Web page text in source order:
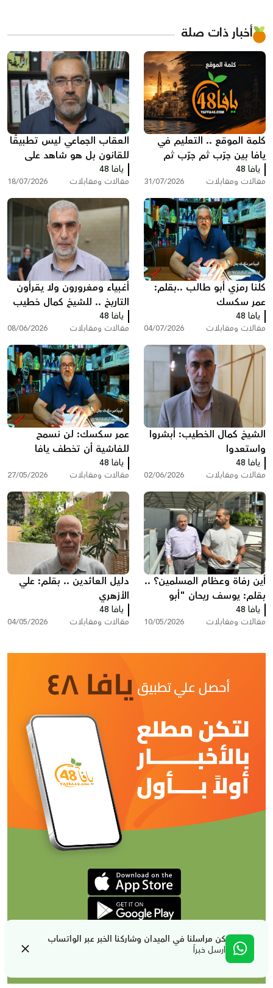
كن مراسلنا في الميدان وشاركنا الخبر عبر الواتساب
ارسل خبراً
أخبار ذات صلة
كلمة الموقع .. التعليم في
يافا بين جرّب ثم جرّب ثم
انظر ماذا سيحدث!
يافا 48
مقالات ومقابلات 31/07/2026
العقاب الجماعي ليس تطبيقًا
للقانون بل هو شاهد على
تخبط المؤسسه الرسمية
بقلم : عمر سكسك
يافا 48
مقالات ومقابلات 18/07/2026
كلّنا رمزي أبو طالب ..بقلم:
عمر سكسك
يافا 48
مقالات ومقابلات 04/07/2026
أغبياء ومغرورون ولا يقرأون
التاريخ .. للشيخ كمال خطيب
يافا 48
مقالات ومقابلات 08/06/2026
الشيخ كمال الخطيب: أبشروا
واستعدوا
يافا 48
مقالات ومقابلات 02/06/2026
عمر سكسك: لن نسمح
للفاشية أن تخطف يافا
وأحلام أولادنا
يافا 48
مقالات ومقابلات 27/05/2026
أين رفاة وعظام المسلمين؟ ..
بقلم: يوسف ريحان "أبو
حسام"
يافا 48
مقالات ومقابلات 10/05/2026
دليل العائدين .. بقلم: علي
الأزهري
يافا 48
مقالات ومقابلات 04/05/2026